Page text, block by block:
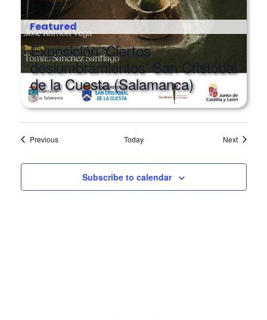
Featured
Exposición ‘Ciertos
deslumbramientos’ San Cristóbal
de la Cuesta (Salamanca)
PreviousEvents Today NextEvents
Subscribe to calendar